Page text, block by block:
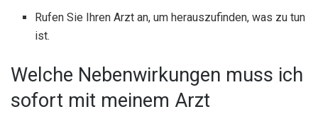
Rufen Sie Ihren Arzt an, um herauszufinden, was zu tun
ist.
Welche Nebenwirkungen muss ich
sofort mit meinem Arzt